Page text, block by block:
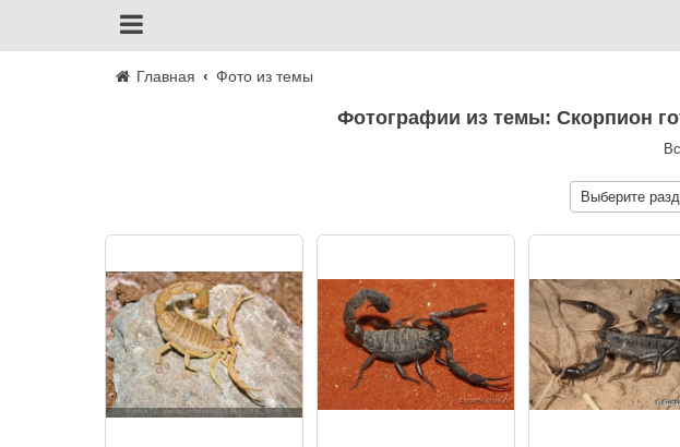
Главная Фото из темы
Фотографии из темы: Скорпион